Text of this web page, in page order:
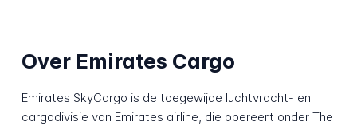
Over Emirates Cargo
Emirates SkyCargo is de toegewijde luchtvracht- en
cargodivisie van Emirates airline, die opereert onder The